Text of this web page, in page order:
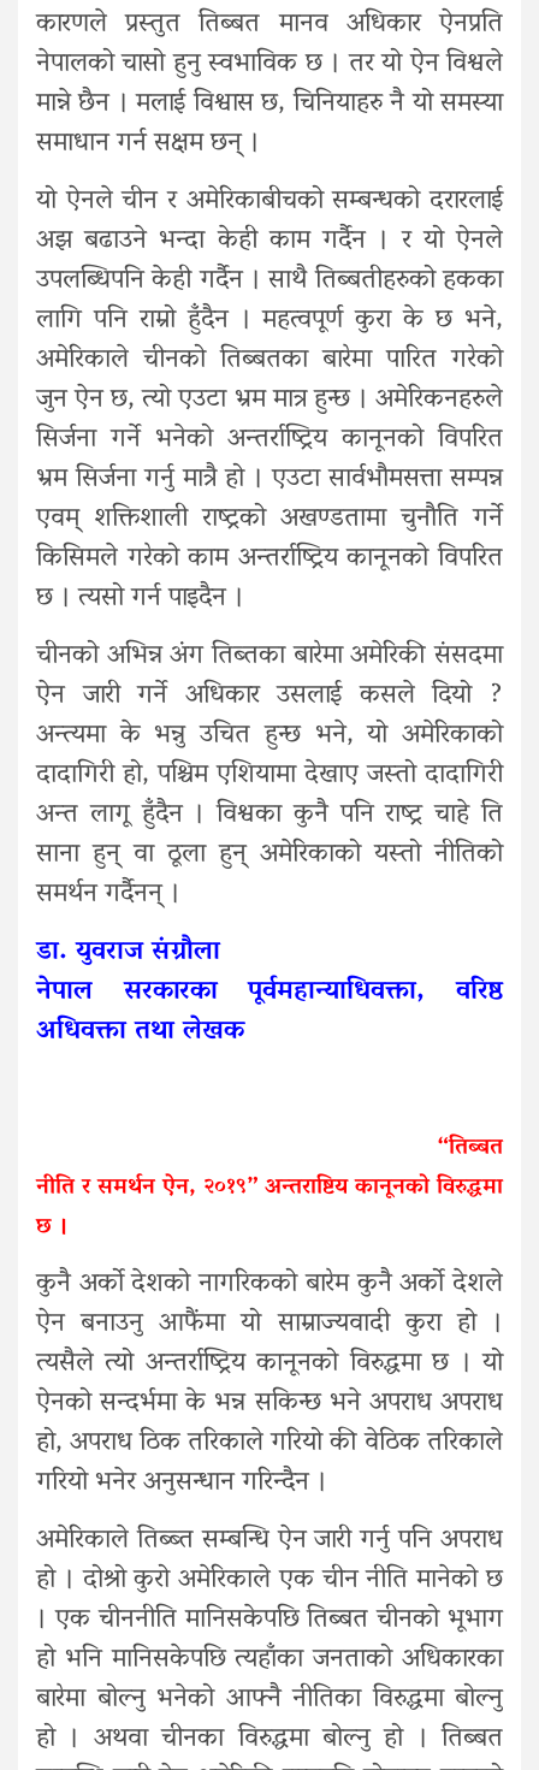
कारणले प्रस्तुत तिब्बत मानव अधिकार ऐनप्रति
नेपालको चासो हुनु स्वभाविक छ । तर यो ऐन विश्वले
मान्ने छैन । मलाई विश्वास छ, चिनियाहरु नै यो समस्या
समाधान गर्न सक्षम छन् ।
यो ऐनले चीन र अमेरिकाबीचको सम्बन्धको दरारलाई
अझ बढाउने भन्दा केही काम गर्दैन । र यो ऐनले
उपलब्धिपनि केही गर्दैन । साथै तिब्बतीहरुको हकका
लागि पनि राम्रो हुँदैन । महत्वपूर्ण कुरा के छ भने,
अमेरिकाले चीनको तिब्बतका बारेमा पारित गरेको
जुन ऐन छ, त्यो एउटा भ्रम मात्र हुन्छ । अमेरिकनहरुले
सिर्जना गर्ने भनेको अन्तर्राष्ट्रिय कानूनको विपरित
भ्रम सिर्जना गर्नु मात्रै हो । एउटा सार्वभौमसत्ता सम्पन्न
एवम् शक्तिशाली राष्ट्रको अखण्डतामा चुनौति गर्ने
किसिमले गरेको काम अन्तर्राष्ट्रिय कानूनको विपरित
छ । त्यसो गर्न पाइदैन ।
चीनको अभिन्न अंग तिब्तका बारेमा अमेरिकी संसदमा
ऐन जारी गर्ने अधिकार उसलाई कसले दियो ?
अन्त्यमा के भन्नु उचित हुन्छ भने, यो अमेरिकाको
दादागिरी हो, पश्चिम एशियामा देखाए जस्तो दादागिरी
अन्त लागू हुँदैन । विश्वका कुनै पनि राष्ट्र चाहे ति
साना हुन् वा ठूला हुन् अमेरिकाको यस्तो नीतिको
समर्थन गर्दैनन् ।
डा. युवराज संग्रौला
नेपाल सरकारका पूर्वमहान्याधिवक्ता, वरिष्ठ
अधिवक्ता तथा लेखक
“तिब्बत
नीति र समर्थन ऐन, २०१९” अन्तराष्टिय कानूनको विरुद्धमा
छ ।
कुनै अर्को देशको नागरिकको बारेम कुनै अर्को देशले
ऐन बनाउनु आफैंमा यो साम्राज्यवादी कुरा हो ।
त्यसैले त्यो अन्तर्राष्ट्रिय कानूनको विरुद्धमा छ । यो
ऐनको सन्दर्भमा के भन्न सकिन्छ भने अपराध अपराध
हो, अपराध ठिक तरिकाले गरियो की वेठिक तरिकाले
गरियो भनेर अनुसन्धान गरिन्दैन ।
अमेरिकाले तिब्ब्त सम्बन्धि ऐन जारी गर्नु पनि अपराध
हो । दोश्रो कुरो अमेरिकाले एक चीन नीति मानेको छ
। एक चीननीति मानिसकेपछि तिब्बत चीनको भूभाग
हो भनि मानिसकेपछि त्यहाँका जनताको अधिकारका
बारेमा बोल्नु भनेको आफ्नै नीतिका विरुद्धमा बोल्नु
हो । अथवा चीनका विरुद्धमा बोल्नु हो । तिब्बत